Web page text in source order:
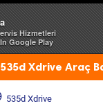
Hizmetleri
Google Play
Xdrive Araç
535d Xdrive